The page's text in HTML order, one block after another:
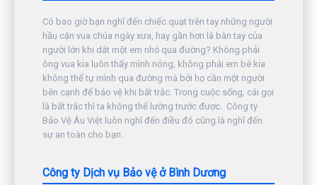
Có bao giờ bạn nghĩ đến chiếc quạt trên tay những người
hầu cận vua chúa ngày xưa, hay gần hơn là bàn tay của
người lớn khi dắt một em nhỏ qua đường? Không phải
ông vua kia luôn thấy mình nóng, không phải em bé kia
không thể tự mình qua đường mà bởi họ cần một người
bên cạnh để bảo vệ khi bất trắc. Trong cuộc sống, cái gọi
là bất trắc thì ta không thể lường trước được. Công ty
Bảo Vệ Âu Việt luôn nghĩ đến điều đó cũng là nghĩ đến
sự an toàn cho bạn.
Công ty Dịch vụ Bảo vệ ở Bình Dương